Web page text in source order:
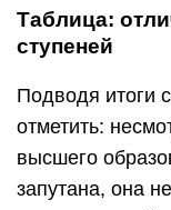
Таблица:
ступеней
Подводя итоги
отметить:
высшего
запутана, она